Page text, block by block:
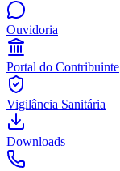
Ouvidoria
Portal do Contribuinte
Vigilância Sanitária
Downloads